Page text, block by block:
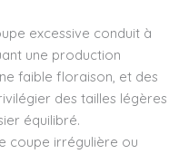
excessive conduit à
une production
faible floraison, et des
des tailles légères
équilibré.
coupe irrégulière ou